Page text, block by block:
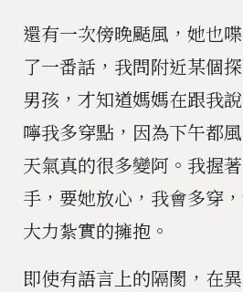
還有一次傍晚颳風，她也
了一番話，我問附近某個
男孩，才知道媽媽在跟我
嚀我多穿點，因為下午都
天氣真的很多變阿。我握
手，要她放心，我會多穿
大力紮實的擁抱。
即使有語言上的隔閡，在